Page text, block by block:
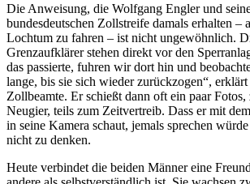
Die Anweisung, die Wolfgang Engler und
bundesdeutschen Zollstreife damals erhalten –
Lochtum zu fahren – ist nicht ungewöhnlich.
Grenzaufklärer stehen direkt vor den
das passierte, fuhren wir dort hin und
lange, bis sie sich wieder zurückzogen“,
Zollbeamte. Er schießt dann oft ein paar Fotos,
Neugier, teils zum Zeitvertreib. Dass er mit
in seine Kamera schaut, jemals sprechen
nicht zu denken.
Heute verbindet die beiden Männer eine